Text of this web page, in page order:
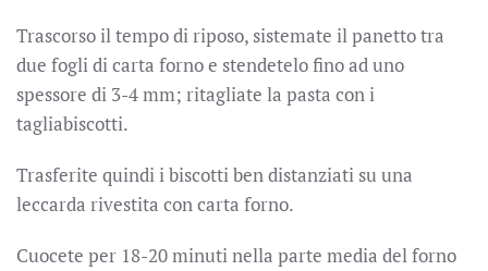
Trascorso il tempo di riposo, sistemate il panetto tra
due fogli di carta forno e stendetelo fino ad uno
spessore di 3-4 mm; ritagliate la pasta con i
tagliabiscotti.
Trasferite quindi i biscotti ben distanziati su una
leccarda rivestita con carta forno.
Cuocete per 18-20 minuti nella parte media del forno